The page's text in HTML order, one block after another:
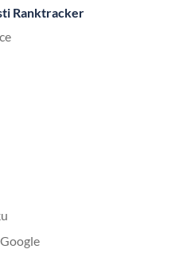
Ranktracker